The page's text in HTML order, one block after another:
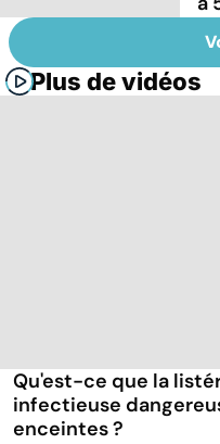
Plus de vidéos
Qu'est-ce que la
infectieuse
enceintes ?